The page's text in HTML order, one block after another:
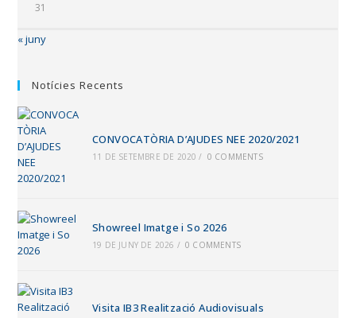
31
« juny
Notícies Recents
CONVOCATÒRIA D’AJUDES NEE 2020/2021
11 DE SETEMBRE DE 2020 / 0 COMMENTS
Showreel Imatge i So 2026
19 DE JUNY DE 2026 / 0 COMMENTS
Visita IB3 Realització Audiovisuals